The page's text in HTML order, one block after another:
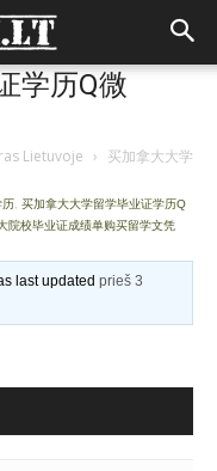
学历Q微
Lietuvoje › 买加拿大大学
历 买加拿大大学留学毕业证学历Q
院校毕业证成绩单购买留学文凭
last updatedprieš 3